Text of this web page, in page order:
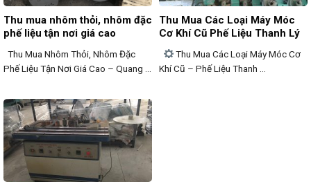
Thu mua nhôm thỏi, nhôm đặc
phế liệu tận nơi giá cao
Thu Mua Nhôm Thỏi, Nhôm Đặc
Phế Liệu Tận Nơi Giá Cao – Quang ...
Thu Mua Các Loại Máy Móc
Cơ Khí Cũ Phế Liệu Thanh Lý
Thu Mua Các Loại Máy Móc Cơ
Khí Cũ – Phế Liệu Thanh ...